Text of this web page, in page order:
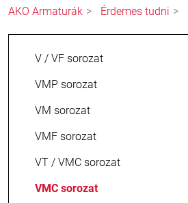
AKO Armaturák Érdemes tudni
V / VF sorozat
VMP sorozat
VM sorozat
VMF sorozat
VT / VMC sorozat
VMC sorozat